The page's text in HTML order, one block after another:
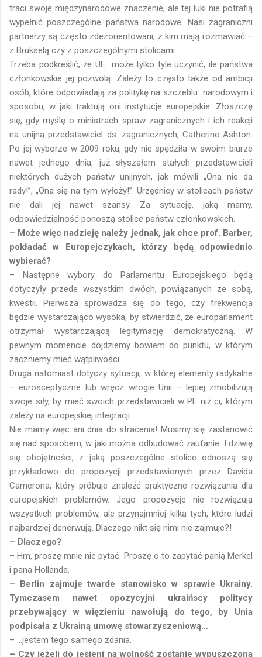
traci swoje międzynarodowe znaczenie, ale tej luki nie potrafią
wypełnić poszczególne państwa narodowe. Nasi zagraniczni
partnerzy są często zdezorientowani, z kim mają rozmawiać –
z Brukselą czy z poszczególnymi stolicami.
Trzeba podkreślić, że UE może tylko tyle uczynić, ile państwa
członkowskie jej pozwolą. Zależy to często także od ambicji
osób, które odpowiadają za politykę na szczeblu narodowym i
sposobu, w jaki traktują oni instytucje europejskie. Złoszczę
się, gdy myślę o ministrach spraw zagranicznych i ich reakcji
na unijną przedstawiciel ds. zagranicznych, Catherine Ashton.
Po jej wyborze w 2009 roku, gdy nie spędziła w swoim biurze
nawet jednego dnia, już słyszałem stałych przedstawicieli
niektórych dużych państw unijnych, jak mówili „Ona nie da
rady!”, „Ona się na tym wyłoży!”. Urzędnicy w stolicach państw
nie dali jej nawet szansy. Za sytuację, jaką mamy,
odpowiedzialność ponoszą stolice państw członkowskich.
– Może więc nadzieję należy jednak, jak chce prof. Barber,
pokładać w Europejczykach, którzy będą odpowiednio
wybierać?
– Następne wybory do Parlamentu Europejskiego będą
dotyczyły przede wszystkim dwóch, powiązanych ze sobą,
kwestii. Pierwsza sprowadza się do tego, czy frekwencja
będzie wystarczająco wysoka, by stwierdzić, że europarlament
otrzymał wystarczającą legitymację demokratyczną. W
pewnym momencie dojdziemy bowiem do punktu, w którym
zaczniemy mieć wątpliwości.
Druga natomiast dotyczy sytuacji, w której elementy radykalne
– eurosceptyczne lub wręcz wrogie Unii – lepiej zmobilizują
swoje siły, by mieć swoich przedstawicieli w PE niż ci, którym
zależy na europejskiej integracji.
Nie mamy więc ani dnia do stracenia! Musimy się zastanowić
się nad sposobem, w jaki można odbudować zaufanie. I dziwię
się obojętności, z jaką poszczególne stolice odnoszą się
przykładowo do propozycji przedstawionych przez Davida
Camerona, który próbuje znaleźć praktyczne rozwiązania dla
europejskich problemów. Jego propozycje nie rozwiązują
wszystkich problemów, ale przynajmniej kilka tych, które ludzi
najbardziej denerwują. Dlaczego nikt się nimi nie zajmuje?!
– Dlaczego?
– Hm, proszę mnie nie pytać. Proszę o to zapytać panią Merkel
i pana Hollanda.
– Berlin zajmuje twarde stanowisko w sprawie Ukrainy.
Tymczasem nawet opozycyjni ukraińscy politycy
przebywający w więzieniu nawołują do tego, by Unia
podpisała z Ukrainą umowę stowarzyszeniową…
– …jestem tego samego zdania.
– Czy jeżeli do jesieni na wolność zostanie wypuszczona